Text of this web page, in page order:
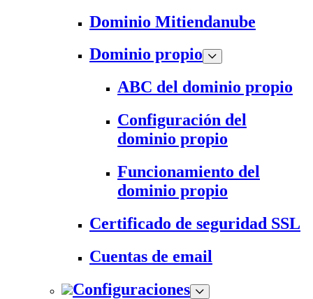
Dominio Mitiendanube
Dominio propio
ABC del dominio propio
Configuración del
dominio propio
Funcionamiento del
dominio propio
Certificado de seguridad SSL
Cuentas de email
Configuraciones